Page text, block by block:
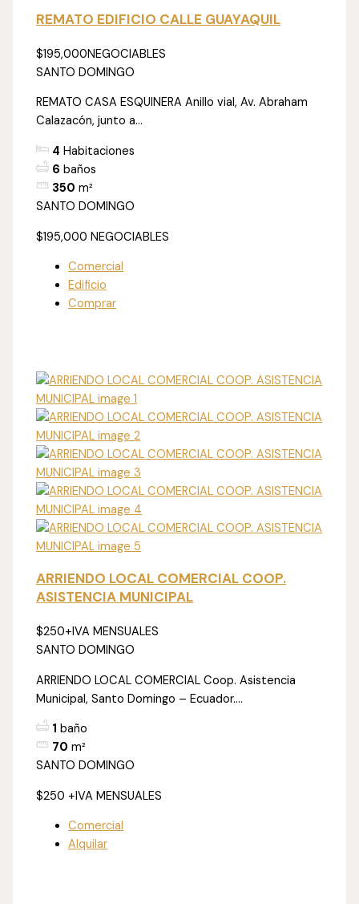
REMATO EDIFICIO CALLE GUAYAQUIL
$195,000NEGOCIABLES
SANTO DOMINGO
REMATO CASA ESQUINERA Anillo vial, Av. Abraham
Calazacón, junto a...
4 Habitaciones
6 baños
350 m²
SANTO DOMINGO
$195,000 NEGOCIABLES
Comercial
Edificio
Comprar
ARRIENDO LOCAL COMERCIAL COOP.
ASISTENCIA MUNICIPAL
$250+IVA MENSUALES
SANTO DOMINGO
ARRIENDO LOCAL COMERCIAL Coop. Asistencia
Municipal, Santo Domingo – Ecuador....
1 baño
70 m²
SANTO DOMINGO
$250 +IVA MENSUALES
Comercial
Alquilar